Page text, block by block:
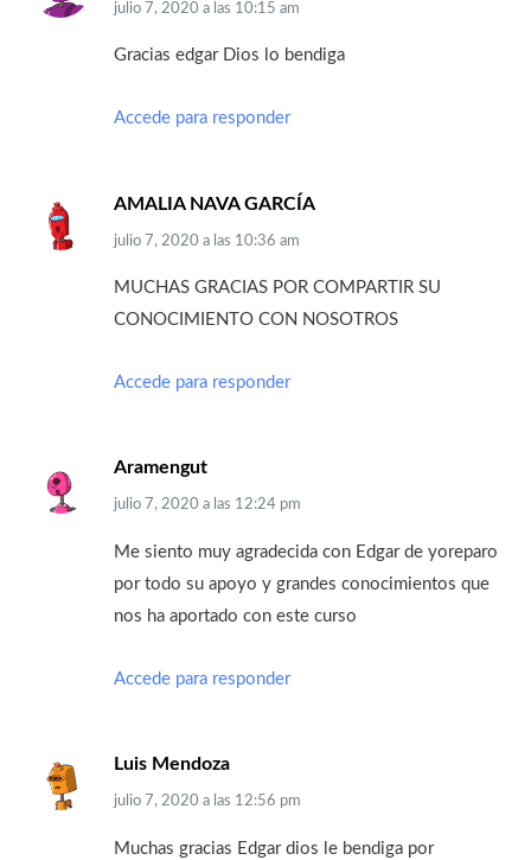
julio 7, 2020 a las 10:15 am
Gracias edgar Dios lo bendiga
Accede para responder
AMALIA NAVA GARCÍA
julio 7, 2020 a las 10:36 am
MUCHAS GRACIAS POR COMPARTIR SU
CONOCIMIENTO CON NOSOTROS
Accede para responder
Aramengut
julio 7, 2020 a las 12:24 pm
Me siento muy agradecida con Edgar de yoreparo
por todo su apoyo y grandes conocimientos que
nos ha aportado con este curso
Accede para responder
Luis Mendoza
julio 7, 2020 a las 12:56 pm
Muchas gracias Edgar dios le bendiga por